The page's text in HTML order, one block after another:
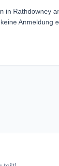
Rathdowney
Anmeldung